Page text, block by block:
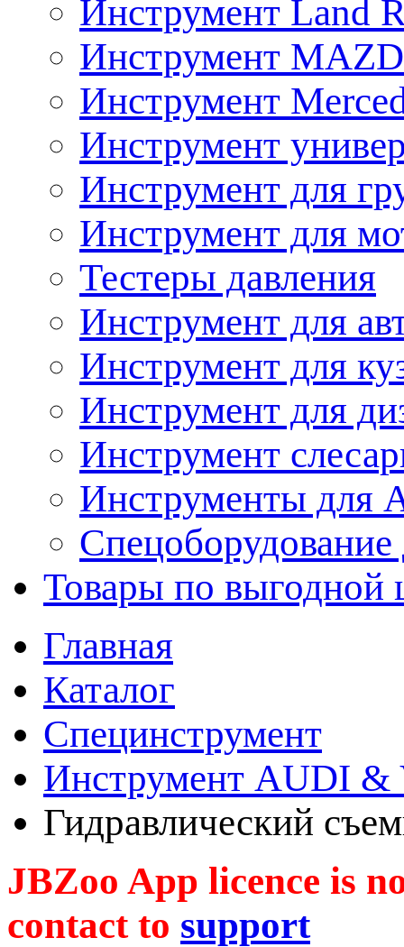
Инструмент Land
Инструмент
Инструмент
Инструмент
Инструмент для
Инструмент для
Тестеры давления
Инструмент для
Инструмент для
Инструмент для
Инструмент
Инструменты
Спецоборудование
Товары по выгодной
Главная
Каталог
Специнструмент
Инструмент AUDI &
Гидравлический
JBZoo App licence is
contact to support